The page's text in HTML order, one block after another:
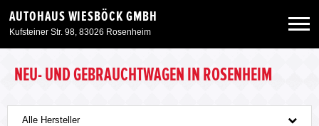
AUTOHAUS WIESBÖCK GMBH
Kufsteiner Str. 98, 83026 Rosenheim
Neuwagen
Gebrauchtwagen
NEU- UND GEBRAUCHTWAGEN IN ROSENHEIM
Alle Hersteller